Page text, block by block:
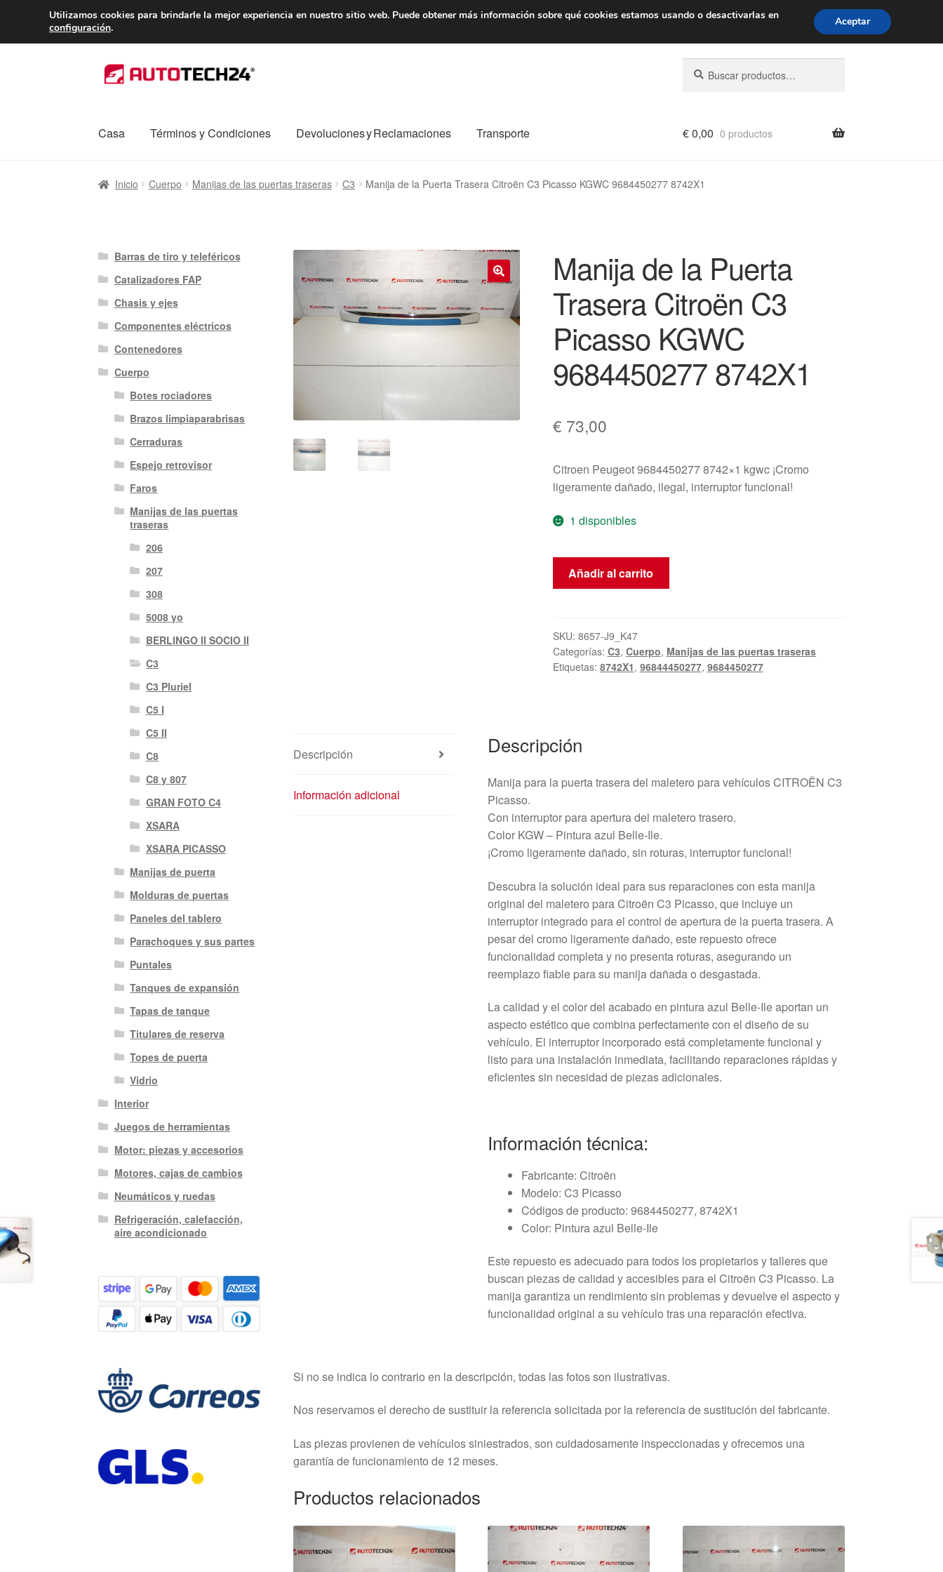
ENTREGA desde 7 EUR De lunes a viernes de 9 a. m. a 4 p. m.900 933 246
Ir
a
Ir
al
por:
Casa Términos y Condiciones Devoluciones y Reclamaciones Transporte
InicioCaja registradora Carro Contacto Envío al mundo entero Mi cuentaPagos Política de privacidad
€0,00 0 productos
Inicio Cuerpo Manijas de las puertas traseras C3 Manija de la Puerta Trasera Citroën C3 Picasso KGWC 9684450277 8742X1
Manija de la Puerta
Trasera Citroën C3
Picasso KGWC
9684450277 8742X1
€ 73,00
Citroen Peugeot 9684450277 8742×1 kgwc ¡Cromo
ligeramente dañado, ilegal, interruptor funcional!
1 disponibles
Manija
Trasera
Citroën
C3
8742X1
Añadir al carrito
SKU: 8657-J9_K47
Categorías: C3, Cuerpo, Manijas de las puertas traseras
Etiquetas: 8742X1, 96844450277, 9684450277
Descripción
Información adicional
Descripción
Manija para la puerta trasera del maletero para vehículos CITROËN C3
Picasso.
Con interruptor para apertura del maletero trasero.
Color KGW – Pintura azul Belle-Ile.
¡Cromo ligeramente dañado, sin roturas, interruptor funcional!
Descubra la solución ideal para sus reparaciones con esta manija
original del maletero para Citroën C3 Picasso, que incluye un
interruptor integrado para el control de apertura de la puerta trasera. A
pesar del cromo ligeramente dañado, este repuesto ofrece
funcionalidad completa y no presenta roturas, asegurando un
reemplazo fiable para su manija dañada o desgastada.
La calidad y el color del acabado en pintura azul Belle-Ile aportan un
aspecto estético que combina perfectamente con el diseño de su
vehículo. El interruptor incorporado está completamente funcional y
listo para una instalación inmediata, facilitando reparaciones rápidas y
eficientes sin necesidad de piezas adicionales.
Información técnica:
Fabricante: Citroën
Modelo: C3 Picasso
Códigos de producto: 9684450277, 8742X1
Color: Pintura azul Belle-Ile
Este repuesto es adecuado para todos los propietarios y talleres que
buscan piezas de calidad y accesibles para el Citroën C3 Picasso. La
manija garantiza un rendimiento sin problemas y devuelve el aspecto y
funcionalidad original a su vehículo tras una reparación efectiva.
Si no se indica lo contrario en la descripción, todas las fotos son ilustrativas.
Nos reservamos el derecho de sustituir la referencia solicitada por la referencia de sustitución del fabricante.
Las piezas provienen de vehículos siniestrados, son cuidadosamente inspeccionadas y ofrecemos una
garantía de funcionamiento de 12 meses.
Productos relacionados
Barras de tiro y teleféricos
Catalizadores FAP
Chasis y ejes
Componentes eléctricos
Contenedores
Cuerpo
Botes rociadores
Brazos limpiaparabrisas
Cerraduras
Espejo retrovisor
Faros
Manijas de las puertas
traseras
206
207
308
5008 yo
BERLINGO II SOCIO II
C3
C3 Pluriel
C5 I
C5 II
C8
C8 y 807
GRAN FOTO C4
XSARA
XSARA PICASSO
Manijas de puerta
Molduras de puertas
Paneles del tablero
Parachoques y sus partes
Puntales
Tanques de expansión
Tapas de tanque
Titulares de reserva
Topes de puerta
Vidrio
Interior
Juegos de herramientas
Motor: piezas y accesorios
Motores, cajas de cambios
Neumáticos y ruedas
Refrigeración, calefacción,
aire acondicionado
Utilizamos cookies para brindarle la mejor experiencia en nuestro sitio web. Puede obtener más información sobre qué cookies estamos usando o desactivarlas en
configuración. Aceptar